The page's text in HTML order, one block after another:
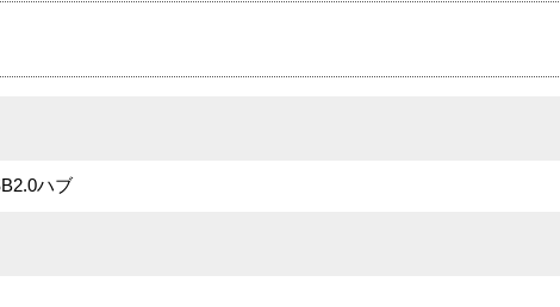
ハブ